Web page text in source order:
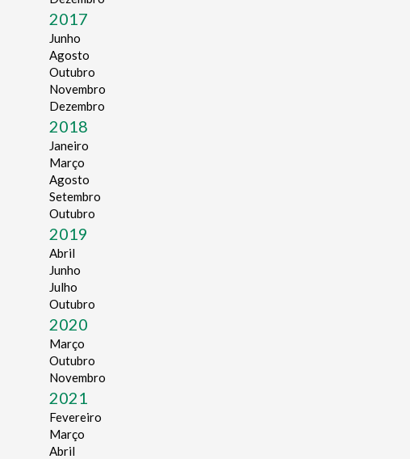
2017
Junho
Agosto
Outubro
Novembro
Dezembro
2018
Janeiro
Março
Agosto
Setembro
Outubro
2019
Abril
Junho
Julho
Outubro
2020
Março
Outubro
Novembro
2021
Fevereiro
Março
Abril